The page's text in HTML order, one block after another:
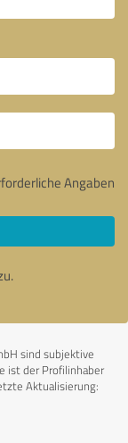
Angaben
sind subjektive
ist der Profilinhaber
Aktualisierung: